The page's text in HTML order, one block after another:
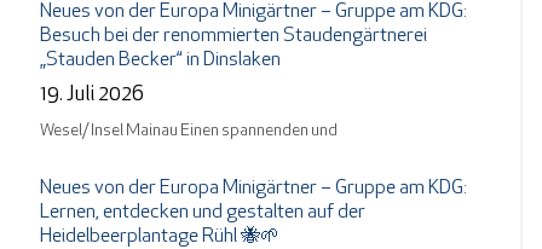
Neues von der Europa Minigärtner – Gruppe am KDG:
Besuch bei der renommierten Staudengärtnerei
„Stauden Becker“ in Dinslaken
19. Juli 2026
Wesel/ Insel Mainau Einen spannenden und
Neues von der Europa Minigärtner – Gruppe am KDG:
Lernen, entdecken und gestalten auf der
Heidelbeerplantage Rühl 🐝🌱